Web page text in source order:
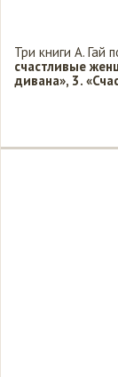
Три книги А. Гай
счастливые
дивана», 3.